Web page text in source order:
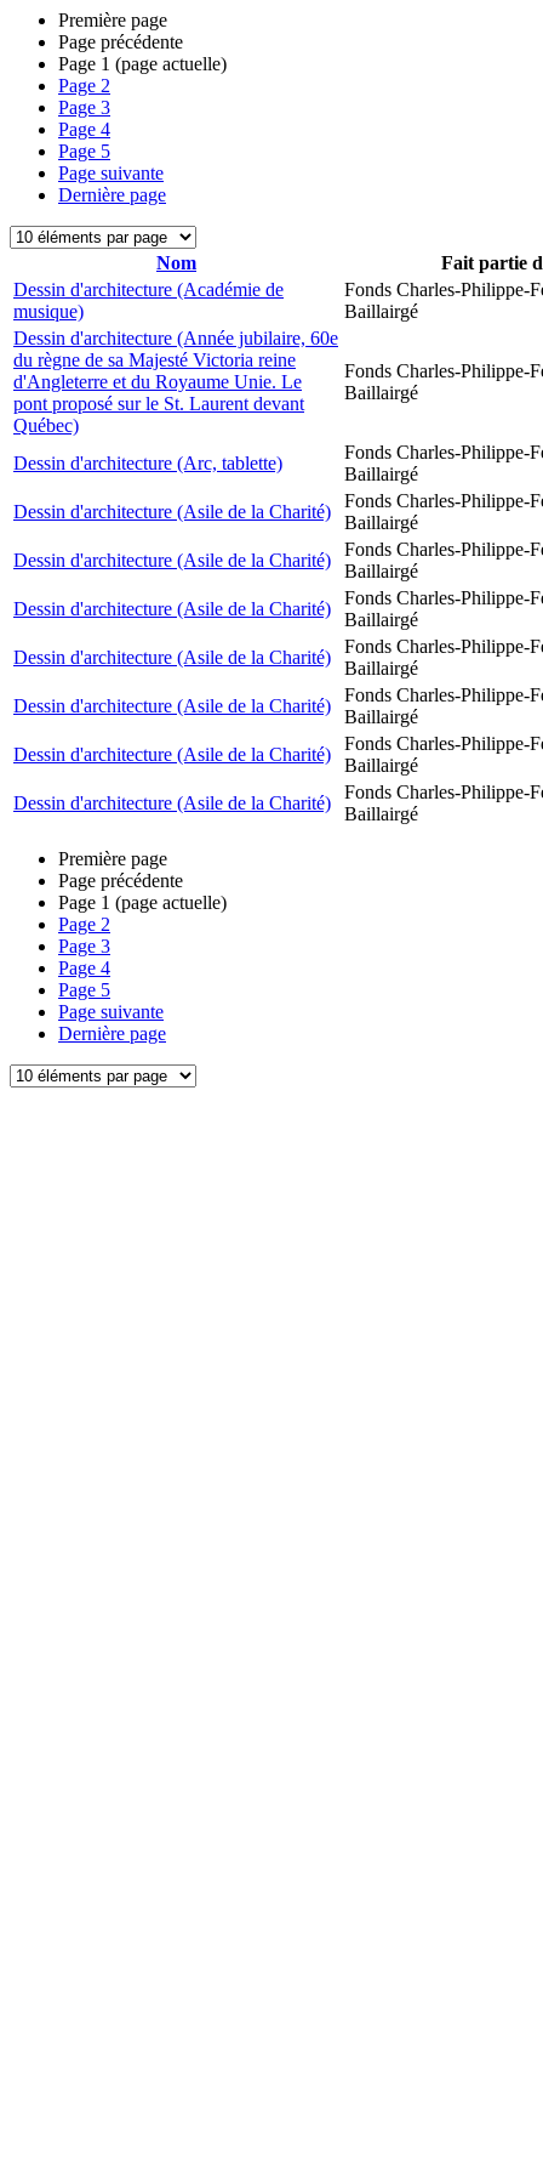
Première page
Page précédente
Page 1 (page actuelle)
Page 2
Page 3
Page 4
Page 5
Page suivante
Dernière page
Nom
Fait partie
Dessin d'architecture (Académie de
musique)
Fonds Charles-Philippe-
Baillairgé
Dessin d'architecture (Année jubilaire, 60e
du règne de sa Majesté Victoria reine
d'Angleterre et du Royaume Unie. Le
pont proposé sur le St. Laurent devant
Québec)
Fonds Charles-Philippe-
Baillairgé
Dessin d'architecture (Arc, tablette)
Fonds Charles-Philippe-
Baillairgé
Dessin d'architecture (Asile de la Charité)
Fonds Charles-Philippe-
Baillairgé
Dessin d'architecture (Asile de la Charité)
Fonds Charles-Philippe-
Baillairgé
Dessin d'architecture (Asile de la Charité)
Fonds Charles-Philippe-
Baillairgé
Dessin d'architecture (Asile de la Charité)
Fonds Charles-Philippe-
Baillairgé
Dessin d'architecture (Asile de la Charité)
Fonds Charles-Philippe-
Baillairgé
Dessin d'architecture (Asile de la Charité)
Fonds Charles-Philippe-
Baillairgé
Dessin d'architecture (Asile de la Charité)
Fonds Charles-Philippe-
Baillairgé
Première page
Page précédente
Page 1 (page actuelle)
Page 2
Page 3
Page 4
Page 5
Page suivante
Dernière page